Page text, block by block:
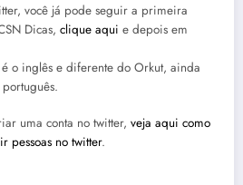
você já pode seguir a primeira
Dicas, clique aqui e depois em
o inglês e diferente do Orkut, ainda
uma conta no twitter, veja aqui como
pessoas no twitter.